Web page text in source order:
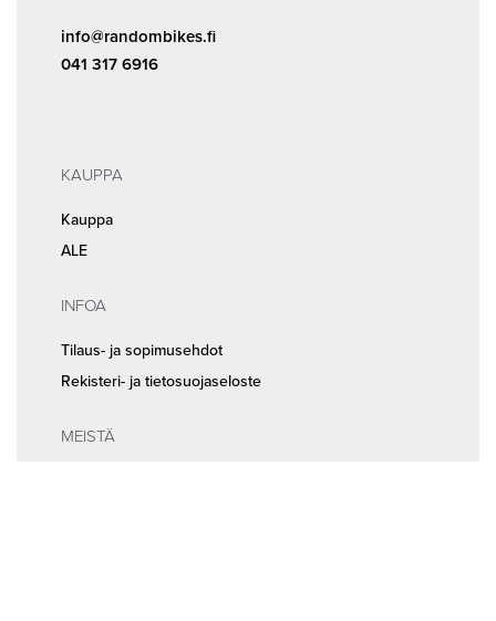
info@randombikes.fi
041 317 6916
KAUPPA
Kauppa
ALE
INFOA
Tilaus- ja sopimusehdot
Rekisteri- ja tietosuojaseloste
MEISTÄ